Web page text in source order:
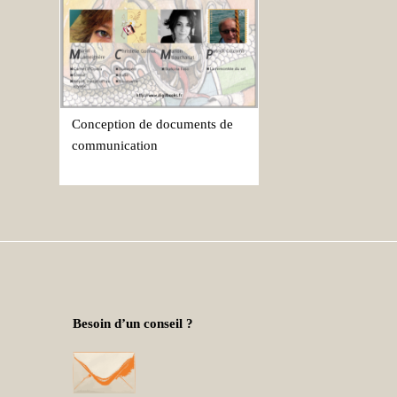
Conception de documents de
communication
Besoin d’un conseil ?